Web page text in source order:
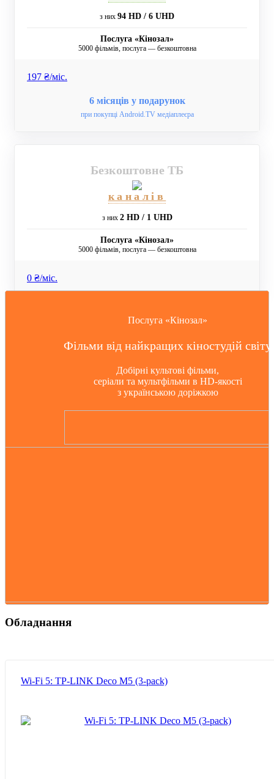
з них 94 HD / 6 UHD
Послуга «Кінозал»
5000 фільмів, послуга — безкоштовна
197 ₴/мiс.
6 місяців у подарунок
при покупці Android.TV медіаплеєра
Безкоштовне ТБ
каналів
з них 2 HD / 1 UHD
Послуга «Кінозал»
5000 фільмів, послуга — безкоштовна
0 ₴/мiс.
Послуга «Кінозал»
Фільми від найкращих кіностудій світу
Добірні культові фільми,
серіали та мультфільми в HD-якості
з українською доріжкою
Обладнання
Wi-Fi 5: TP-LINK Deco M5 (3-pack)